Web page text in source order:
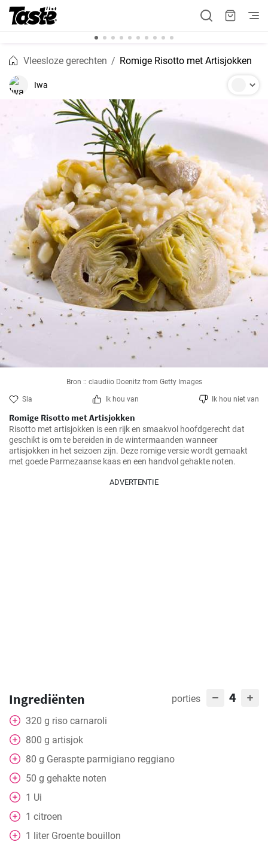
Vleesloze gerechten Romige Risotto met Artisjokken
Iwa
Bron :: claudiio Doenitz from Getty Images
Sla Ik hou van Ik hou niet van
Romige Risotto met Artisjokken
Risotto met artisjokken is een rijk en smaakvol hoofdgerecht dat
geschikt is om te bereiden in de wintermaanden wanneer
artisjokken in het seizoen zijn. Deze romige versie wordt gemaakt
met goede Parmezaanse kaas en een handvol gehakte noten.
ADVERTENTIE
Ingrediënten porties 4
320 g riso carnaroli
800 g artisjok
80 g Geraspte parmigiano reggiano
50 g gehakte noten
1 Ui
1 citroen
1 liter Groente bouillon